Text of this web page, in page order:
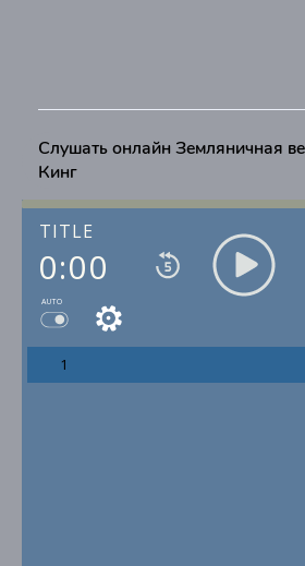
Слушать онлайн Земляничная
Кинг
TITLE
0:00
AUTO
1